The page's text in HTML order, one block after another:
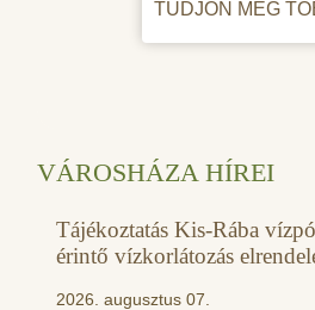
TUDJON MEG
VÁROSHÁZA HÍREI
Tájékoztatás Kis-Rába
érintő vízkorlátozás
2026. augusztus 07.